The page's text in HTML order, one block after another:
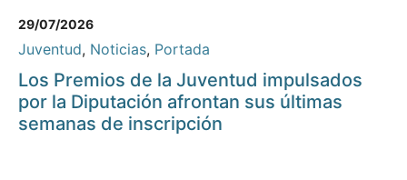
29/07/2026
Juventud, Noticias, Portada
Los Premios de la Juventud impulsados
por la Diputación afrontan sus últimas
semanas de inscripción